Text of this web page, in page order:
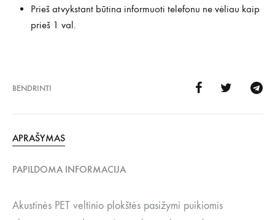
Prieš atvykstant būtina informuoti telefonu ne vėliau kaip
prieš 1 val.
BENDRINTI
APRAŠYMAS
PAPILDOMA INFORMACIJA
Akustinės PET veltinio plokštės pasižymi puikiomis